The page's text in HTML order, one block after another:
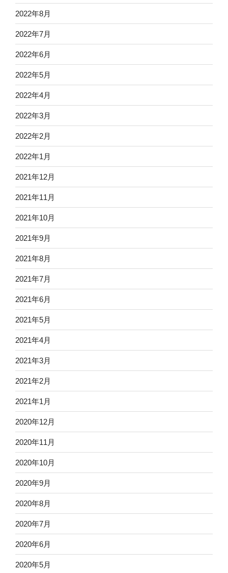
2022年8月
2022年7月
2022年6月
2022年5月
2022年4月
2022年3月
2022年2月
2022年1月
2021年12月
2021年11月
2021年10月
2021年9月
2021年8月
2021年7月
2021年6月
2021年5月
2021年4月
2021年3月
2021年2月
2021年1月
2020年12月
2020年11月
2020年10月
2020年9月
2020年8月
2020年7月
2020年6月
2020年5月